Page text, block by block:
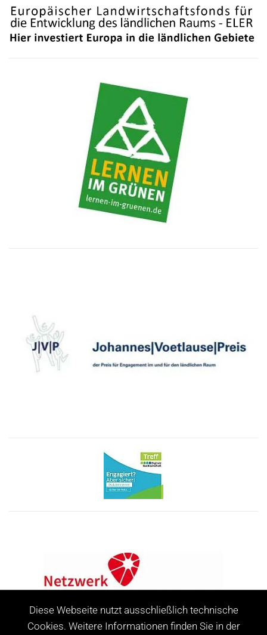
Diese Webseite nutzt ausschließlich technische
Cookies. Weitere Informationen finden Sie in der